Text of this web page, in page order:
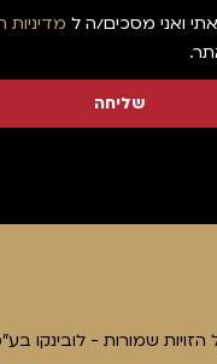
ואני מסכים/ה ל מדיניות
שליחה
שמורות - לובינקו